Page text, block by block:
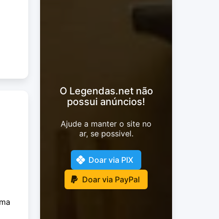
O Legendas.net não
possui anúncios!
Ajude a manter o site no
ar, se possivel.
Doar via PIX
Doar via PayPal